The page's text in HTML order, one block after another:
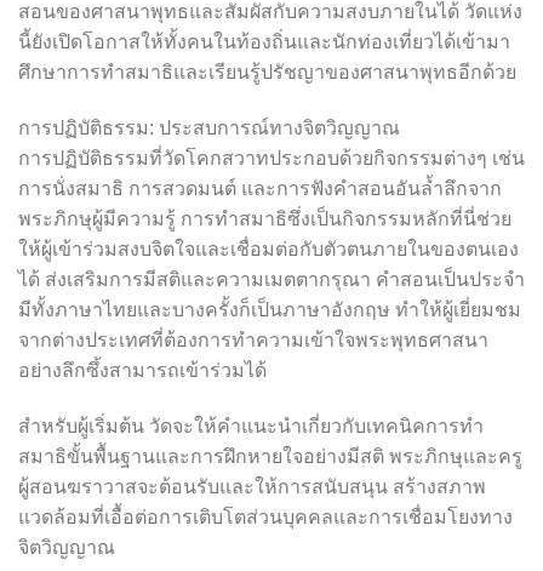
สอนของศาสนาพุทธและสัมผัสกับความสงบภายในได้ วัดแห่ง
นี้ยังเปิดโอกาสให้ทั้งคนในท้องถิ่นและนักท่องเที่ยวได้เข้ามา
ศึกษาการทำสมาธิและเรียนรู้ปรัชญาของศาสนาพุทธอีกด้วย
การปฏิบัติธรรม: ประสบการณ์ทางจิตวิญญาณ
การปฏิบัติธรรมที่วัดโคกสวาทประกอบด้วยกิจกรรมต่างๆ เช่น
การนั่งสมาธิ การสวดมนต์ และการฟังคำสอนอันล้ำลึกจาก
พระภิกษุผู้มีความรู้ การทำสมาธิซึ่งเป็นกิจกรรมหลักที่นี่ช่วย
ให้ผู้เข้าร่วมสงบจิตใจและเชื่อมต่อกับตัวตนภายในของตนเอง
ได้ ส่งเสริมการมีสติและความเมตตากรุณา คำสอนเป็นประจำ
มีทั้งภาษาไทยและบางครั้งก็เป็นภาษาอังกฤษ ทำให้ผู้เยี่ยมชม
จากต่างประเทศที่ต้องการทำความเข้าใจพระพุทธศาสนา
อย่างลึกซึ้งสามารถเข้าร่วมได้
สำหรับผู้เริ่มต้น วัดจะให้คำแนะนำเกี่ยวกับเทคนิคการทำ
สมาธิขั้นพื้นฐานและการฝึกหายใจอย่างมีสติ พระภิกษุและครู
ผู้สอนฆราวาสจะต้อนรับและให้การสนับสนุน สร้างสภาพ
แวดล้อมที่เอื้อต่อการเติบโตส่วนบุคคลและการเชื่อมโยงทาง
จิตวิญญาณ